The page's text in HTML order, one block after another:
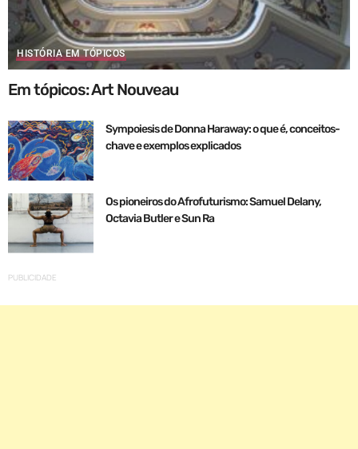
HISTÓRIA EM TÓPICOS
Em tópicos: Art Nouveau
Sympoiesis de Donna Haraway: o que é, conceitos-
chave e exemplos explicados
Os pioneiros do Afrofuturismo: Samuel Delany,
Octavia Butler e Sun Ra
PUBLICIDADE